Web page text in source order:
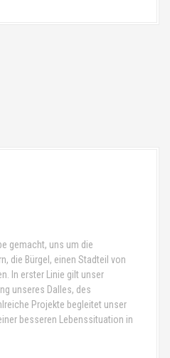
gemacht, uns um die
die Bürgel, einen Stadteil von
In erster Linie gilt unser
unseres Dalles, des
Projekte begleitet unser
besseren Lebenssituation in